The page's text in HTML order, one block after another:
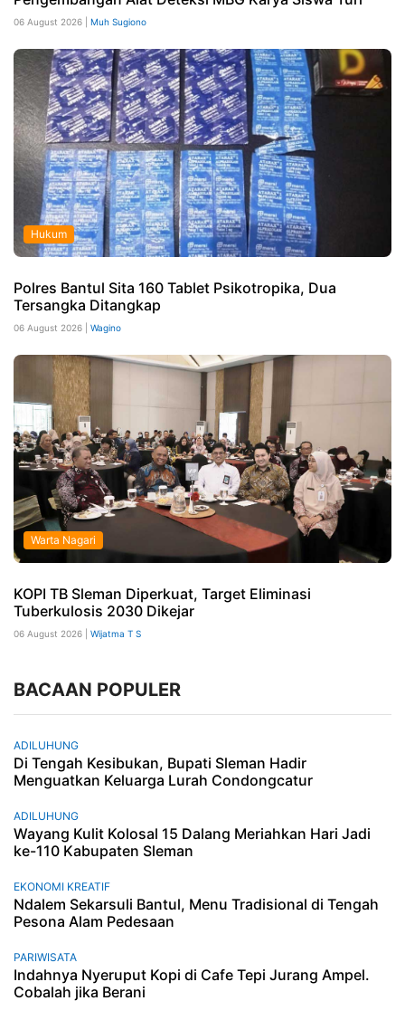
06 August 2026 | Muh Sugiono
Hukum
Polres Bantul Sita 160 Tablet Psikotropika, Dua
Tersangka Ditangkap
06 August 2026 | Wagino
Warta Nagari
KOPI TB Sleman Diperkuat, Target Eliminasi
Tuberkulosis 2030 Dikejar
06 August 2026 | Wijatma T S
BACAAN POPULER
ADILUHUNG
Di Tengah Kesibukan, Bupati Sleman Hadir
Menguatkan Keluarga Lurah Condongcatur
ADILUHUNG
Wayang Kulit Kolosal 15 Dalang Meriahkan Hari Jadi
ke-110 Kabupaten Sleman
EKONOMI KREATIF
Ndalem Sekarsuli Bantul, Menu Tradisional di Tengah
Pesona Alam Pedesaan
PARIWISATA
Indahnya Nyeruput Kopi di Cafe Tepi Jurang Ampel.
Cobalah jika Berani